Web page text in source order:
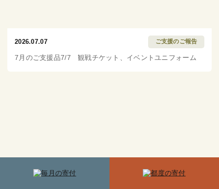
2026.07.07 ご支援のご報告
7月のご支援品7/7 観戦チケット、イベントユニフォーム